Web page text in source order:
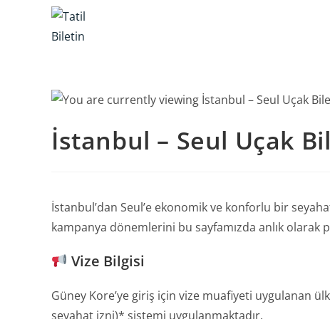
İstanbul – Seul Uçak
İstanbul’dan Seul’e ekonomik ve konforlu bir
kampanya dönemlerini bu sayfamızda anlık olarak
Vize Bilgisi
Güney Kore’ye giriş için vize muafiyeti uygulanan
seyahat izni)* sistemi uygulanmaktadır.